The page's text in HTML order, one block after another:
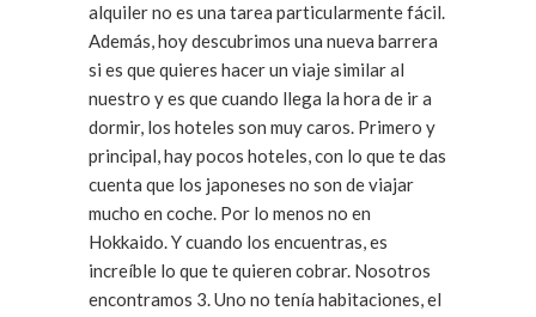
alquiler no es una tarea particularmente fácil.
Además, hoy descubrimos una nueva barrera
si es que quieres hacer un viaje similar al
nuestro y es que cuando llega la hora de ir a
dormir, los hoteles son muy caros. Primero y
principal, hay pocos hoteles, con lo que te das
cuenta que los japoneses no son de viajar
mucho en coche. Por lo menos no en
Hokkaido. Y cuando los encuentras, es
increíble lo que te quieren cobrar. Nosotros
encontramos 3. Uno no tenía habitaciones, el